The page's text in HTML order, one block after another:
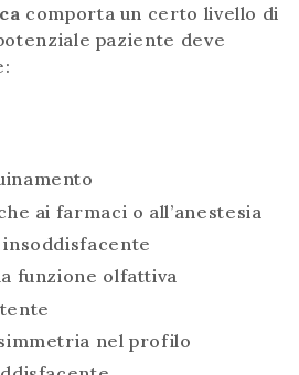
comporta un certo livello di
paziente deve
ai farmaci o all’anestesia
funzione olfattiva
nel profilo